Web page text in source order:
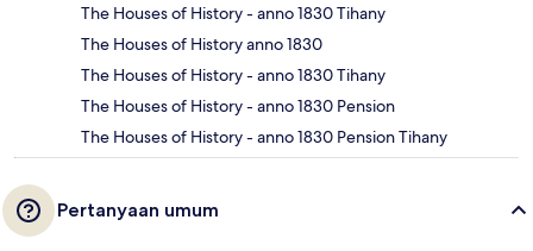
The Houses of History - anno 1830 Tihany
The Houses of History anno 1830
The Houses of History - anno 1830 Tihany
The Houses of History - anno 1830 Pension
The Houses of History - anno 1830 Pension Tihany
Pertanyaan umum